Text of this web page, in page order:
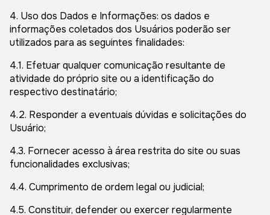
4. Uso dos Dados e Informações: os dados e
informações coletados dos Usuários poderão ser
utilizados para as seguintes finalidades:
4.1. Efetuar qualquer comunicação resultante de
atividade do próprio site ou a identificação do
respectivo destinatário;
4.2. Responder a eventuais dúvidas e solicitações do
Usuário;
4.3. Fornecer acesso à área restrita do site ou suas
funcionalidades exclusivas;
4.4. Cumprimento de ordem legal ou judicial;
4.5. Constituir, defender ou exercer regularmente